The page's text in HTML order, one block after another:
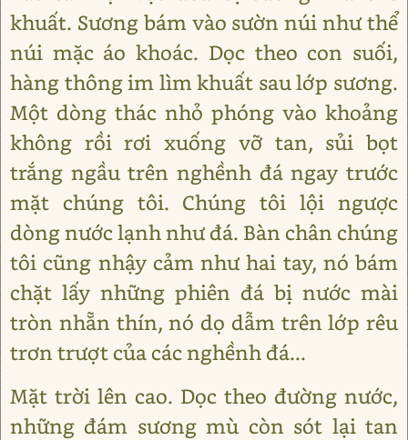
khuất. Sương bám vào sườn núi như thể
núi mặc áo khoác. Dọc theo con suối,
hàng thông im lìm khuất sau lớp sương.
Một dòng thác nhỏ phóng vào khoảng
không rồi rơi xuống vỡ tan, sủi bọt
trắng ngầu trên nghềnh đá ngay trước
mặt chúng tôi. Chúng tôi lội ngược
dòng nước lạnh như đá. Bàn chân chúng
tôi cũng nhậy cảm như hai tay, nó bám
chặt lấy những phiên đá bị nước mài
tròn nhẵn thín, nó dọ dẫm trên lớp rêu
trơn trượt của các nghềnh đá...
Mặt trời lên cao. Dọc theo đường nước,
những đám sương mù còn sót lại tan